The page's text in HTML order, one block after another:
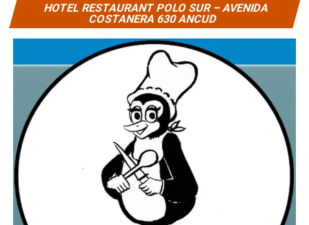
HOTEL RESTAURANT POLO SUR – AVENIDA
COSTANERA 630 ANCUD